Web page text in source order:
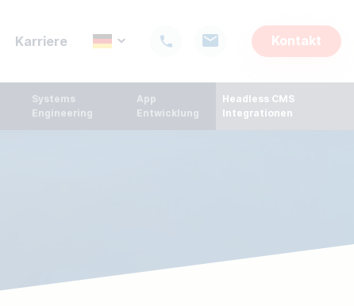
Karriere Kontakt
Systems
Engineering
App
Entwicklung
Headless CMS
Integrationen